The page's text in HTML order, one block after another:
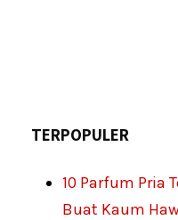
TERPOPULER
10 Parfum Pria
Buat Kaum